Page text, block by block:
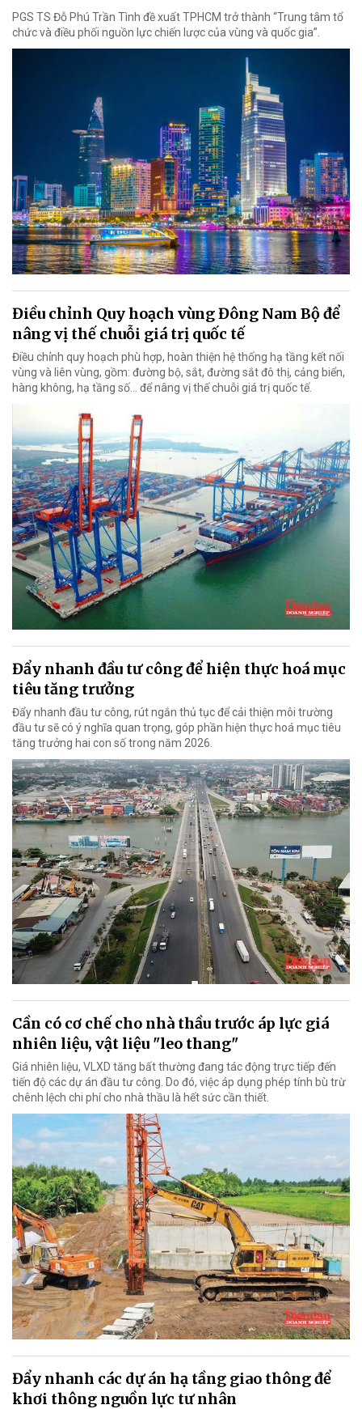
PGS TS Đỗ Phú Trần Tình đề xuất TPHCM trở thành “Trung tâm tổ
chức và điều phối nguồn lực chiến lược của vùng và quốc gia”.
Điều chỉnh Quy hoạch vùng Đông Nam Bộ để
nâng vị thế chuỗi giá trị quốc tế
Điều chỉnh quy hoạch phù hợp, hoàn thiện hệ thống hạ tầng kết nối
vùng và liên vùng, gồm: đường bộ, sắt, đường sắt đô thị, cảng biển,
hàng không, hạ tầng số… để nâng vị thế chuỗi giá trị quốc tế.
Đẩy nhanh đầu tư công để hiện thực hoá mục
tiêu tăng trưởng
Đẩy nhanh đầu tư công, rút ngắn thủ tục để cải thiện môi trường
đầu tư sẽ có ý nghĩa quan trọng, góp phần hiện thực hoá mục tiêu
tăng trưởng hai con số trong năm 2026.
Cần có cơ chế cho nhà thầu trước áp lực giá
nhiên liệu, vật liệu "leo thang"
Giá nhiên liệu, VLXD tăng bất thường đang tác động trực tiếp đến
tiến độ các dự án đầu tư công. Do đó, việc áp dụng phép tính bù trừ
chênh lệch chi phí cho nhà thầu là hết sức cần thiết.
Đẩy nhanh các dự án hạ tầng giao thông để
khơi thông nguồn lực tư nhân